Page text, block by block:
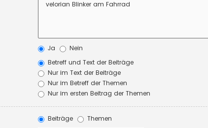
Ja
Nein
Betreff und Text der Beiträge
Nur im Text der Beiträge
Nur im Betreff der Themen
Nur im ersten Beitrag der Themen
Beiträge
Themen